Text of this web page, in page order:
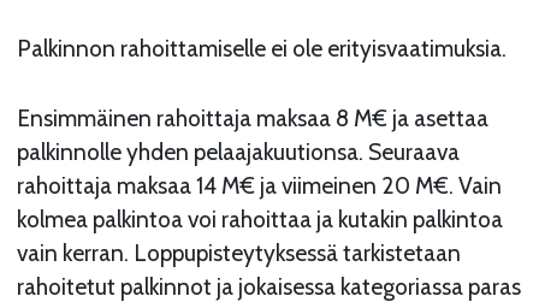
Palkinnon rahoittamiselle ei ole erityisvaatimuksia.
Ensimmäinen rahoittaja maksaa 8 M€ ja asettaa
palkinnolle yhden pelaajakuutionsa. Seuraava
rahoittaja maksaa 14 M€ ja viimeinen 20 M€. Vain
kolmea palkintoa voi rahoittaa ja kutakin palkintoa
vain kerran. Loppupisteytyksessä tarkistetaan
rahoitetut palkinnot ja jokaisessa kategoriassa paras